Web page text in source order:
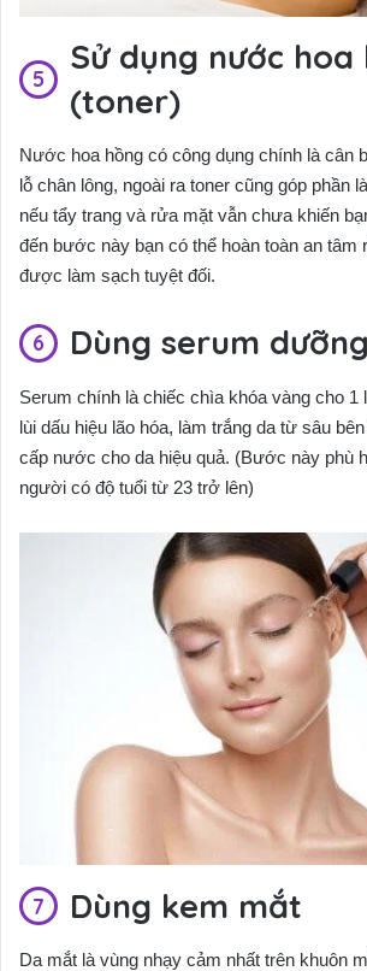
Sử dụng nước hoa
(toner)
Nước hoa hồng có công dụng chính là cân
lỗ chân lông, ngoài ra toner cũng góp phần
nếu tẩy trang và rửa mặt vẫn chưa khiến
đến bước này bạn có thể hoàn toàn an tâm
được làm sạch tuyệt đối.
Dùng serum
Serum chính là chiếc chìa khóa vàng cho 1
lùi dấu hiệu lão hóa, làm trắng da từ sâu
cấp nước cho da hiệu quả. (Bước này phù
người có độ tuổi từ 23 trở lên)
Dùng kem mắt
Da mắt là vùng nhạy cảm nhất trên khuôn